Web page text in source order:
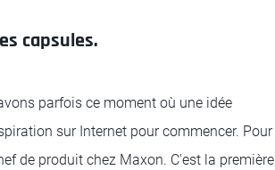
capsules.
parfois ce moment où une idée
sur Internet pour commencer. Pour
de produit chez Maxon. C'est la première